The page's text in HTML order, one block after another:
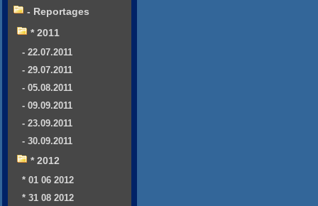
- Reportages
* 2011
- 22.07.2011
- 29.07.2011
- 05.08.2011
- 09.09.2011
- 23.09.2011
- 30.09.2011
* 2012
* 01 06 2012
* 31 08 2012